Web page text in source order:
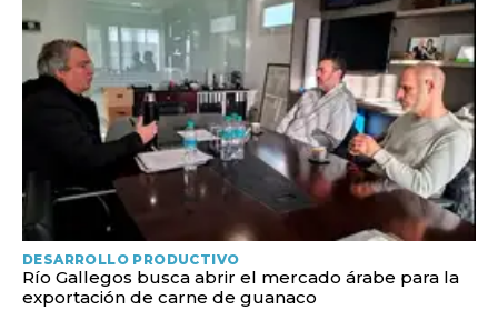
DESARROLLO PRODUCTIVO
Río Gallegos busca abrir el mercado árabe para la
exportación de carne de guanaco